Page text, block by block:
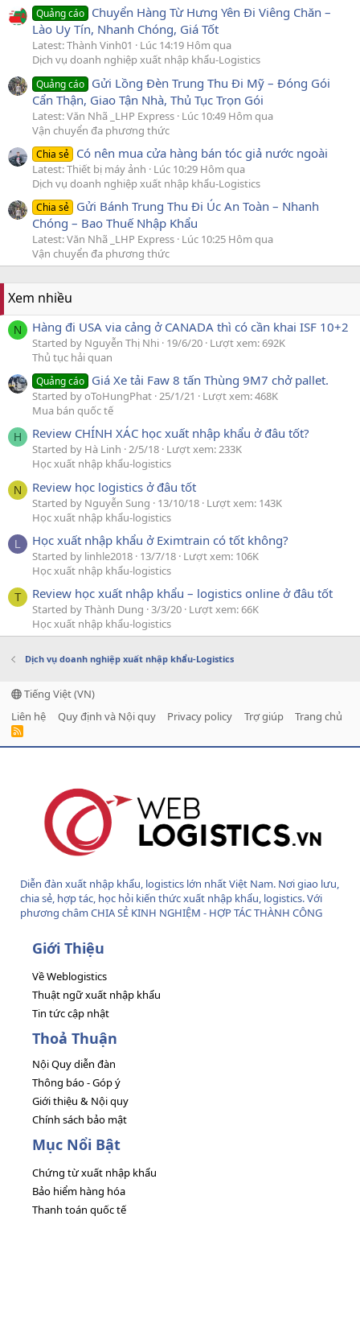
Quảng cáo Chuyển Hàng Từ Hưng Yên Đi Viêng Chăn –
Lào Uy Tín, Nhanh Chóng, Giá Tốt
Latest: Thành Vinh01
Lúc 14:19 Hôm qua
Dịch vụ doanh nghiệp xuất nhập khẩu-Logistics
Quảng cáo Gửi Lồng Đèn Trung Thu Đi Mỹ – Đóng Gói
Cẩn Thận, Giao Tận Nhà, Thủ Tục Trọn Gói
Latest: Văn Nhã _LHP Express Lúc 10:49 Hôm qua
Vận chuyển đa phương thức
Chia sẻ Có nên mua cửa hàng bán tóc giả nước ngoài
Latest: Thiết bị máy ảnh
Lúc 10:29 Hôm qua
Dịch vụ doanh nghiệp xuất nhập khẩu-Logistics
Chia sẻ Gửi Bánh Trung Thu Đi Úc An Toàn – Nhanh
Chóng – Bao Thuế Nhập Khẩu
Latest: Văn Nhã _LHP Express Lúc 10:25 Hôm qua
Vận chuyển đa phương thức
Xem nhiều
N Hàng đi USA via cảng ở CANADA thì có cần khai ISF 10+2
Started by Nguyễn Thị Nhi 19/6/20 Lượt xem: 692K
Thủ tục hải quan
Quảng cáo Giá Xe tải Faw 8 tấn Thùng 9M7 chở pallet.
Started by oToHungPhat 25/1/21
Lượt xem: 468K
Mua bán quốc tế
H Review CHÍNH XÁC học xuất nhập khẩu ở đâu tốt?
Started by Hà Linh 2/5/18 Lượt xem: 233K
Học xuất nhập khẩu-logistics
N Review học logistics ở đâu tốt
Started by Nguyễn Sung 13/10/18 Lượt xem: 143K
Học xuất nhập khẩu-logistics
L Học xuất nhập khẩu ở Eximtrain có tốt không?
Started by linhle2018 13/7/18 Lượt xem: 106K
Học xuất nhập khẩu-logistics
T Review học xuất nhập khẩu – logistics online ở đâu tốt
Started by Thành Dung 3/3/20 Lượt xem: 66K
Học xuất nhập khẩu-logistics
Dịch vụ doanh nghiệp xuất nhập khẩu-Logistics
Tiếng Việt (VN)
Liên hệ
Quy định và Nội quy Privacy policy Trợ giúp Trang chủ
R
Diễn đàn xuất nhập khẩu, logistics lớn nhất Việt Nam. Nơi giao lưu,
chia sẻ, hợp tác, học hỏi kiến thức xuất nhập khẩu, logistics. Với
phương châm CHIA SẺ KINH NGHIỆM - HỢP TÁC THÀNH CÔNG
Giới Thiệu
Về Weblogistics
Thuật ngữ xuất nhập khẩu
Tin tức cập nhật
Thoả Thuận
Nội Quy diễn đàn
Thông báo - Góp ý
Giới thiệu & Nội quy
Chính sách bảo mật
Mục Nổi Bật
Chứng từ xuất nhập khẩu
Bảo hiểm hàng hóa
Thanh toán quốc tế